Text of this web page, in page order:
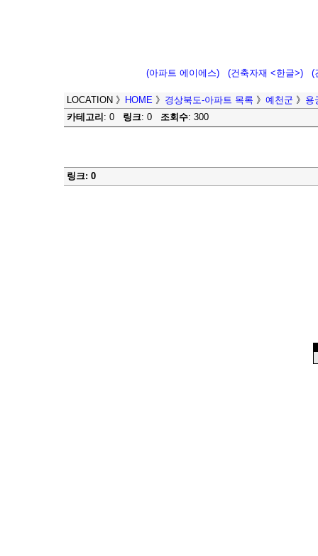
(아파트 에이에스) (건축자재 <한글>) (
LOCATION 》 HOME 》 경상북도-아파트 목록 》 예천군 》 용
카테고리 : 0 링크: 0 조회수: 300
링크: 0